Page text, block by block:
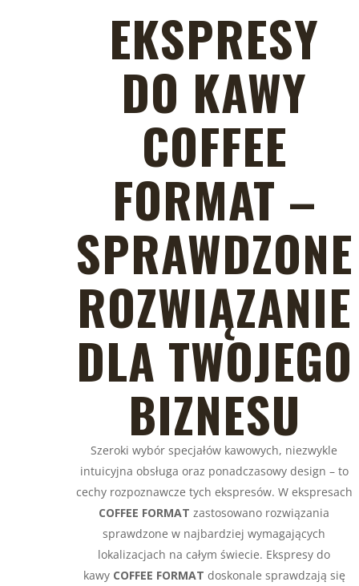
EKSPRESY
DO KAWY
COFFEE
FORMAT –
SPRAWDZONE
ROZWIĄZANIE
DLA TWOJEGO
BIZNESU
Szeroki wybór specjałów kawowych, niezwykle
intuicyjna obsługa oraz ponadczasowy design – to
cechy rozpoznawcze tych ekspresów. W ekspresach
COFFEE FORMAT zastosowano rozwiązania
sprawdzone w najbardziej wymagających
lokalizacjach na całym świecie. Ekspresy do
kawy COFFEE FORMAT doskonale sprawdzają się